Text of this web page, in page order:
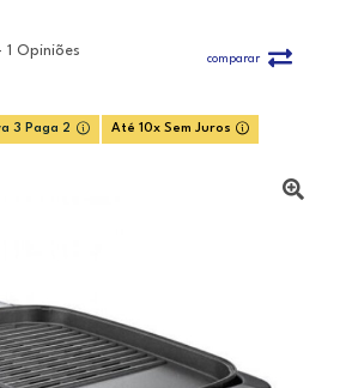
Opiniões
comparar
3 Paga 2 Até 10x Sem Juros